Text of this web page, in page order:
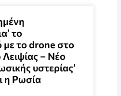
το
με το drone στο
– Νέο
υστερίας’
η Ρωσία